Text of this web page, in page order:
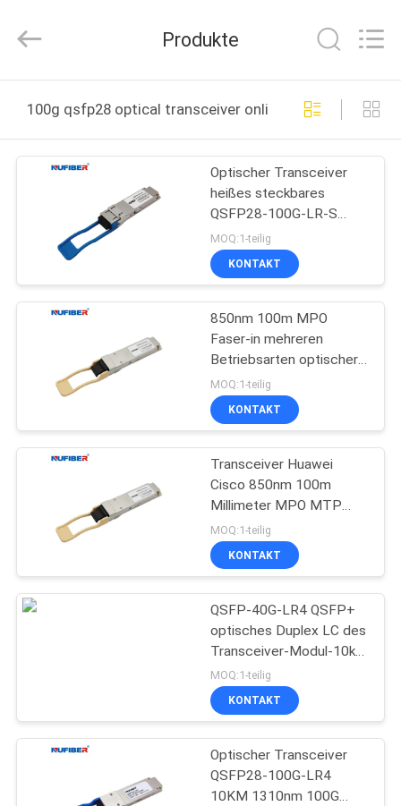
PRODUKTE
FABRIK-
QUALITÄTSKONTROLLE
TRETEN
VERBINDUNG
SIE
Rights
by
Produkte
100g qsfp28 optical transceiver online manufacture
Optischer Transceiver
heißes steckbares
QSFP28-100G-LR-S
MTP MPO 100G
QSFP28
MOQ:1-teilig
KONTAKT
850nm 100m MPO
Faser-in mehreren
Betriebsarten optischer
Transceiver QSFP28
100G SR4
MOQ:1-teilig
KONTAKT
Transceiver Huawei
Cisco 850nm 100m
Millimeter MPO MTP
Schnittstellen-100G
QSFP28 kompatibel
MOQ:1-teilig
KONTAKT
QSFP-40G-LR4 QSFP+
optisches Duplex LC des
Transceiver-Modul-10km
1310nm SMF
MOQ:1-teilig
KONTAKT
Optischer Transceiver
QSFP28-100G-LR4
10KM 1310nm 100G